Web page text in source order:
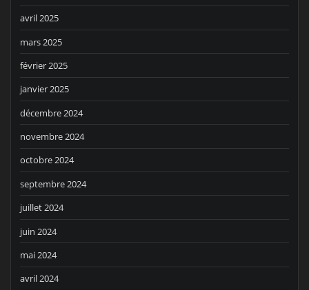
avril 2025
mars 2025
février 2025
janvier 2025
décembre 2024
novembre 2024
octobre 2024
septembre 2024
juillet 2024
juin 2024
mai 2024
avril 2024